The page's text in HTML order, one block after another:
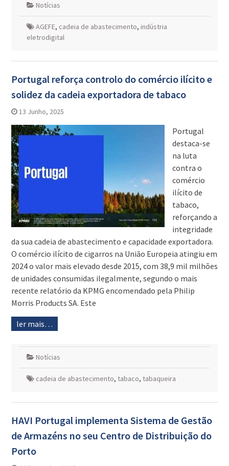
Notícias
AGEFE, cadeia de abastecimento, indústria
eletrodigital
Portugal reforça controlo do comércio ilícito e
solidez da cadeia exportadora de tabaco
13 Junho, 2025
Portugal
destaca-se
na luta
contra o
comércio
ilícito de
tabaco,
reforçando a
integridade
da sua cadeia de abastecimento e capacidade exportadora.
O comércio ilícito de cigarros na União Europeia atingiu em
2024 o valor mais elevado desde 2015, com 38,9 mil milhões
de unidades consumidas ilegalmente, segundo o mais
recente relatório da KPMG encomendado pela Philip
Morris Products SA. Este
ler mais…
Notícias
cadeia de abastecimento, tabaco, tabaqueira
HAVI Portugal implementa Sistema de Gestão
de Armazéns no seu Centro de Distribuição do
Porto